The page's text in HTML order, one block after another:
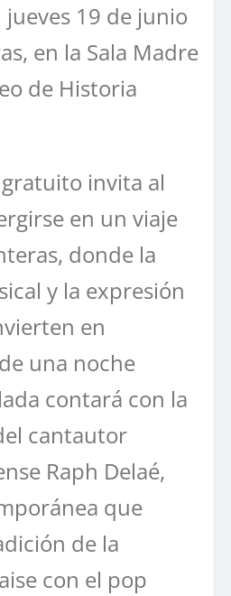
19 de junio
en la Sala Madre
de Historia
invita al
en un viaje
donde la
y la expresión
en
una noche
contará con la
cantautor
Raph Delaé,
que
de la
con el pop